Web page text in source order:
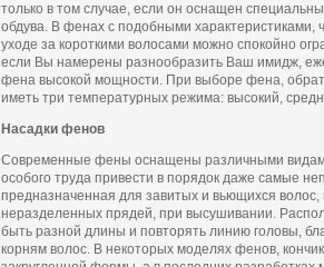
только в том случае, если он оснащен
обдува. В фенах с подобными характеристиками,
уходе за короткими волосами можно спокойно
если Вы намерены разнообразить Ваш имидж,
фена высокой мощности. При выборе фена,
иметь три температурных режима: высокий,
Насадки фенов
Современные фены оснащены различными
особого труда привести в порядок даже самые
предназначенная для завитых и вьющихся
неразделенных прядей, при высушивании.
быть разной длины и повторять линию головы,
корням волос. В некоторых моделях фенов,